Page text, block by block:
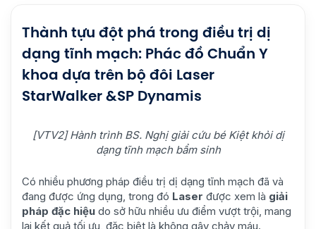
Thành tựu đột phá trong điều trị dị
dạng tĩnh mạch: Phác đồ Chuẩn Y
khoa dựa trên bộ đôi Laser
StarWalker &SP Dynamis
[VTV2] Hành trình BS. Nghị giải cứu bé Kiệt khỏi dị
dạng tĩnh mạch bẩm sinh
Có nhiều phương pháp điều trị dị dạng tĩnh mạch đã và
đang được ứng dụng, trong đó Laser được xem là giải
pháp đặc hiệu do sở hữu nhiều ưu điểm vượt trội, mang
lại kết quả tối ưu, đặc biệt là không gây chảy máu.